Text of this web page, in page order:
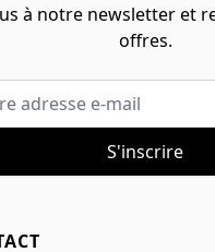
à notre newsletter et
offres.
e-mail
S'inscrire